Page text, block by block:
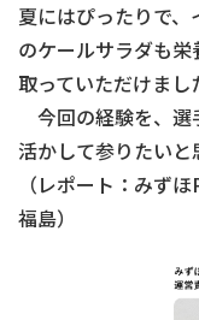
夏にはぴったりで
のケールサラダも
取っていただけまし
今回の経験を、選
活かして参りたいと
（レポート：みず
福島）